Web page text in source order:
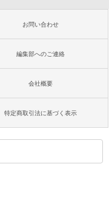
お問い合わせ
編集部へのご連絡
会社概要
特定商取引法に基づく表示